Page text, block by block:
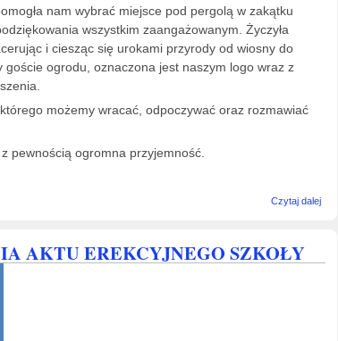
nam wybrać miejsce pod pergolą w zakątku
wszystkim zaangażowanym. Życzyła
i ciesząc się urokami przyrody od wiosny do
ogrodu, oznaczona jest naszym logo wraz z
możemy wracać, odpoczywać oraz rozmawiać
pewnością ogromna przyjemność.
Czytaj dalej
w
AKTU EREKCYJNEGO SZKOŁY